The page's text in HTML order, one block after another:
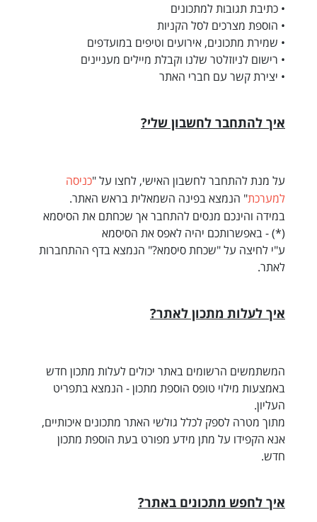
• כתיבת תגובות למתכונים
• הוספת מצרכים לסל הקניות
• שמירת מתכונים, אירועים וטיפים במועדפים
• רישום לניוזלטר שלנו וקבלת מיילים מעניינים
• יצירת קשר עם חברי האתר
איך להתחבר לחשבון שלי?
על מנת להתחבר לחשבון האישי, לחצו על "כניסה
למערכת" הנמצא בפינה השמאלית בראש האתר.
במידה והינכם מנסים להתחבר אך שכחתם את הסיסמא
(*) - באפשרותכם יהיה לאפס את הסיסמא
ע"י לחיצה על "שכחת סיסמא?" הנמצא בדף ההתחברות
לאתר.
איך לעלות מתכון לאתר?
המשתמשים הרשומים באתר יכולים לעלות מתכון חדש
באמצעות מילוי טופס הוספת מתכון - הנמצא בתפריט
העליון.
מתוך מטרה לספק לכלל גולשי האתר מתכונים איכותיים,
אנא הקפידו על מתן מידע מפורט בעת הוספת מתכון
חדש.
איך לחפש מתכונים באתר?